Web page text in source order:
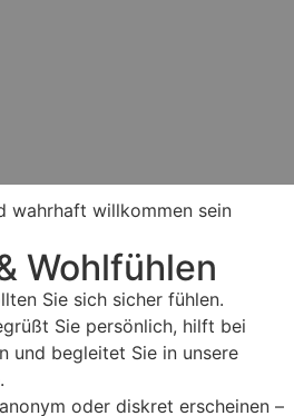
Wohlfühlen
Sie sich sicher fühlen.
Sie persönlich, hilft bei
und begleitet Sie in unsere
oder diskret erscheinen –